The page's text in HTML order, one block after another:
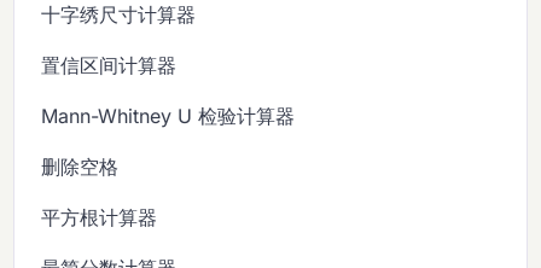
十字绣尺寸计算器
置信区间计算器
Mann-Whitney U 检验计算器
删除空格
平方根计算器